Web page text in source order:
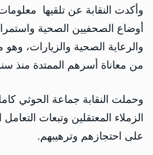
وأكدت النقابة عن تلقيها
أوضاع الصحفيين الصحية
والرعاية الصحية والزيارات،
من معاناة أسرهم الممتدة منذ
وحملت النقابة جماعة الحوثي
الزملاء المعتقلين وتبعات
على احتجازهم وترهيبهم.